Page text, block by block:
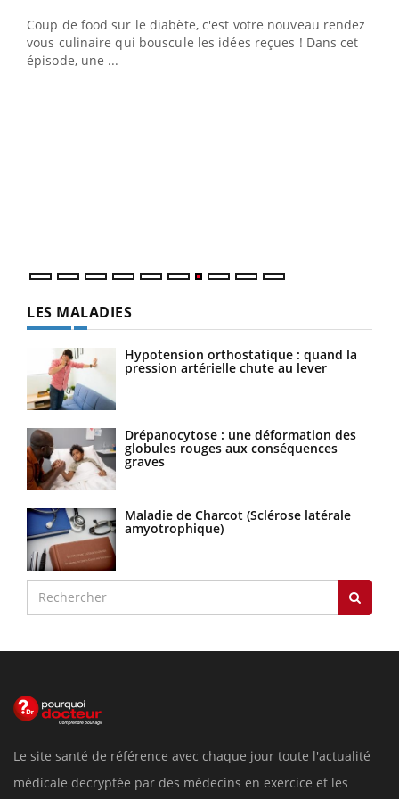
Coup de food sur le diabète, c'est votre nouveau rendez-
vous culinaire qui bouscule les idées reçues ! Dans cet
épisode, une ...
LES MALADIES
Hypotension orthostatique : quand la
pression artérielle chute au lever
Drépanocytose : une déformation des
globules rouges aux conséquences
graves
Maladie de Charcot (Sclérose latérale
amyotrophique)
Le site santé de référence avec chaque jour toute l'actualité
médicale decryptée par des médecins en exercice et les